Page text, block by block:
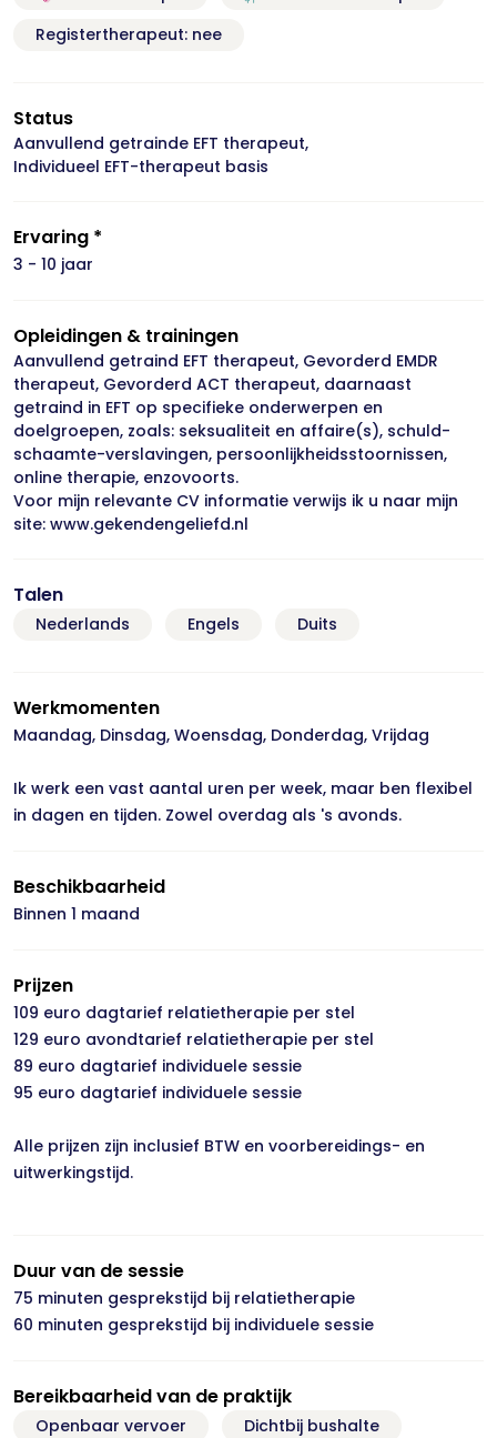
Registertherapeut: nee
Status
Aanvullend getrainde EFT therapeut,
Individueel EFT-therapeut basis
Ervaring *
3 - 10 jaar
Opleidingen & trainingen
Aanvullend getraind EFT therapeut, Gevorderd EMDR
therapeut, Gevorderd ACT therapeut, daarnaast
getraind in EFT op specifieke onderwerpen en
doelgroepen, zoals: seksualiteit en affaire(s), schuld-
schaamte-verslavingen, persoonlijkheidsstoornissen,
online therapie, enzovoorts.
Voor mijn relevante CV informatie verwijs ik u naar mijn
site: www.gekendengeliefd.nl
Talen
Nederlands Engels Duits
Werkmomenten
Maandag, Dinsdag, Woensdag, Donderdag, Vrijdag
Ik werk een vast aantal uren per week, maar ben flexibel
in dagen en tijden. Zowel overdag als 's avonds.
Beschikbaarheid
Binnen 1 maand
Prijzen
109 euro dagtarief relatietherapie per stel
129 euro avondtarief relatietherapie per stel
89 euro dagtarief individuele sessie
95 euro dagtarief individuele sessie
Alle prijzen zijn inclusief BTW en voorbereidings- en
uitwerkingstijd.
Duur van de sessie
75 minuten gesprekstijd bij relatietherapie
60 minuten gesprekstijd bij individuele sessie
Bereikbaarheid van de praktijk
Openbaar vervoer
Dichtbij bushalte